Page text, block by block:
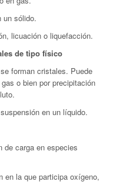
un sólido.
licuación o liquefacción.
de tipo físico
forman cristales. Puede
o bien por precipitación
en un líquido.
de carga en especies
en la que participa oxígeno,